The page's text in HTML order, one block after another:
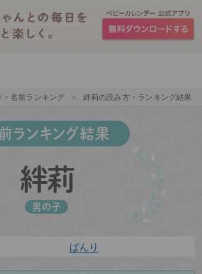
名前ランキング 絆莉の読み方・ランキング結果
ランキング結果
絆莉
男の子
ばんり